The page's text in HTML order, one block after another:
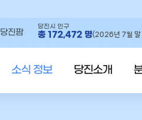
당진팜
당진시 인구
총 172,472 명(2026년 7월 말
소식 정보 당진소개